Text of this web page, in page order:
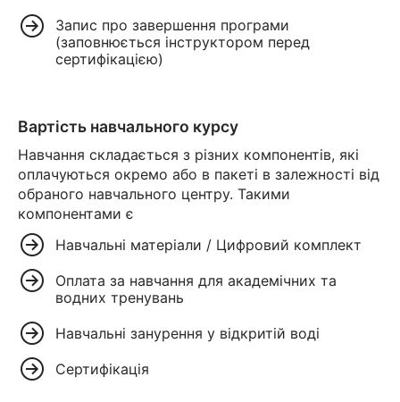
Запис про завершення програми
(заповнюється інструктором перед
сертифікацією)
Вартість навчального курсу
Навчання складається з різних компонентів, які
оплачуються окремо або в пакеті в залежності від
обраного навчального центру. Такими
компонентами є
Навчальні матеріали / Цифровий комплект
Оплата за навчання для академічних та
водних тренувань
Навчальні занурення у відкритій воді
Сертифікація